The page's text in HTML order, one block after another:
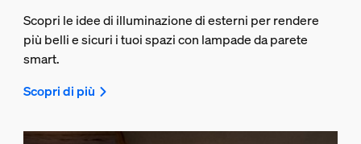
Scopri le idee di illuminazione di esterni per rendere
più belli e sicuri i tuoi spazi con lampade da parete
smart.
Scopri di più